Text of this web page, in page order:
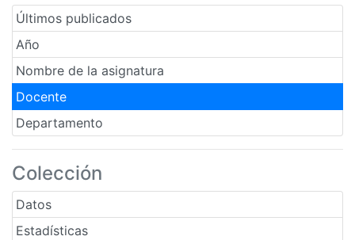
Últimos publicados
Año
Nombre de la asignatura
Docente
Departamento
Colección
Datos
Estadísticas